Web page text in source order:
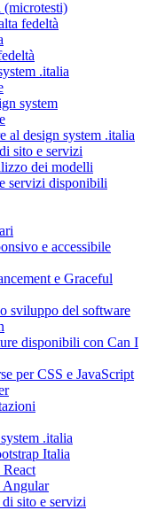
(microtesti)
fedeltà
.italia
system
al design system .italia
sito e servizi
dei modelli
servizi disponibili
e accessibile
e Graceful
sviluppo del software
disponibili con Can I
per CSS e JavaScript
.italia
Italia
sito e servizi